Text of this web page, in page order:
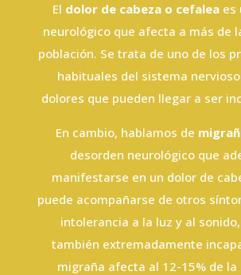
El dolor de cabeza o cefaleaes
neurológico que afecta a más de
población. Se trata de uno de los
habituales del sistema
dolores que pueden llegar a ser
En cambio, hablamos de
desorden neurológico que
manifestarse en un dolor de
puede acompañarse de otros
intolerancia a la luz y al
también extremadamente
migraña afecta al 12-15% de la